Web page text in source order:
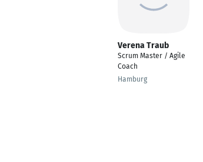
Verena Traub
Scrum Master / Agile
Coach
Hamburg